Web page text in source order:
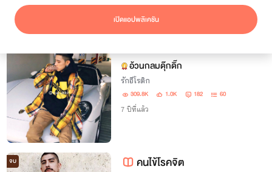
เปิดแอปพลิเคชัน
ผลลัพธ์
ซ่อนผลงานที่ใช้ปก AI แสดงเฉพาะโปรโมชัน
อ้วนกลมดุ๊กดิ๊ก
รักอีโรติก
309.8K 1.0K 182 60
7 ปีที่แล้ว
จบ คนไข้โรคจิต